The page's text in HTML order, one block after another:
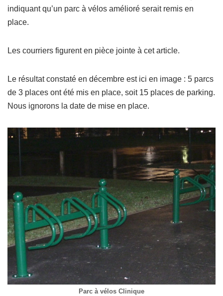
indiquant qu’un parc à vélos amélioré serait remis en
place.
Les courriers figurent en pièce jointe à cet article.
Le résultat constaté en décembre est ici en image : 5 parcs
de 3 places ont été mis en place, soit 15 places de parking.
Nous ignorons la date de mise en place.
Parc à vélos Clinique